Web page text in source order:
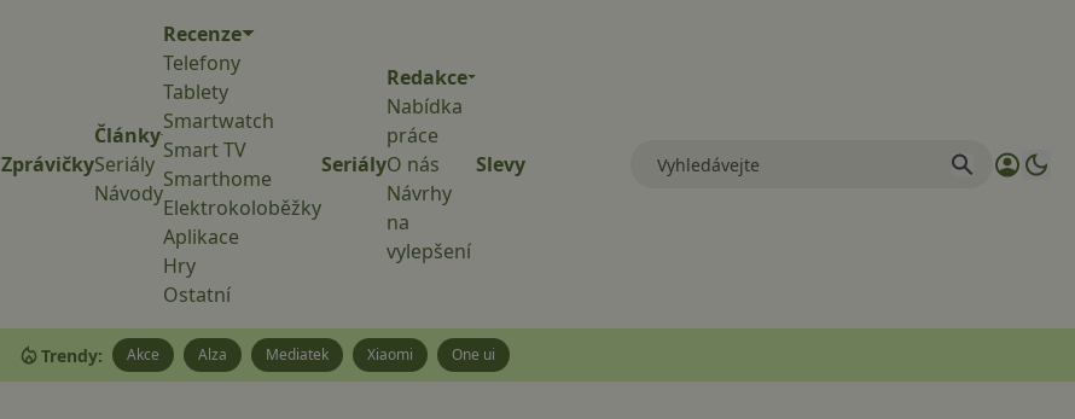
Zprávičky
Články
Seriály
Návody
Recenze
Telefony
Tablety
Smartwatch
Smart TV
Smarthome
Elektrokoloběžky
Aplikace
Hry
Ostatní
Seriály
Redakce
Nabídka
práce
O nás
Návrhy
na
vylepšení
Slevy
Trendy: Akce Alza Mediatek Xiaomi One ui